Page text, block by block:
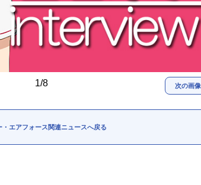
1/8 次の画像
・エアフォース関連ニュースへ戻る